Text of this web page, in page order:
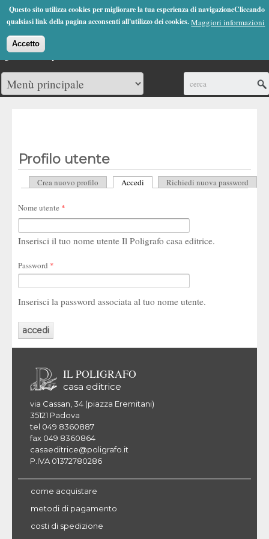
Questo sito utilizza cookies per migliorare la tua esperienza di navigazioneCliccando
qualsiasi link della pagina acconsenti all'utilizzo dei cookies.Maggiori informazioni
Accetto
Jump to Navigation
(0)
Profilo utente
Schede primarie
Crea nuovo profilo Accedi (scheda attiva)
Richiedi nuova password
Nome utente *
Inserisci il tuo nome utente Il Poligrafo casa editrice.
Password *
Inserisci la password associata al tuo nome utente.
IL POLIGRAFO
casa editrice
via Cassan, 34 (piazza Eremitani)
35121 Padova
tel 049 8360887
fax 049 8360864
casaeditrice@poligrafo.it
P.IVA 01372780286
come acquistare
metodi di pagamento
costi di spedizione